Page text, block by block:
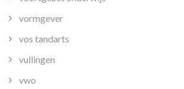
vormgever
vos tandarts
vullingen
vwo